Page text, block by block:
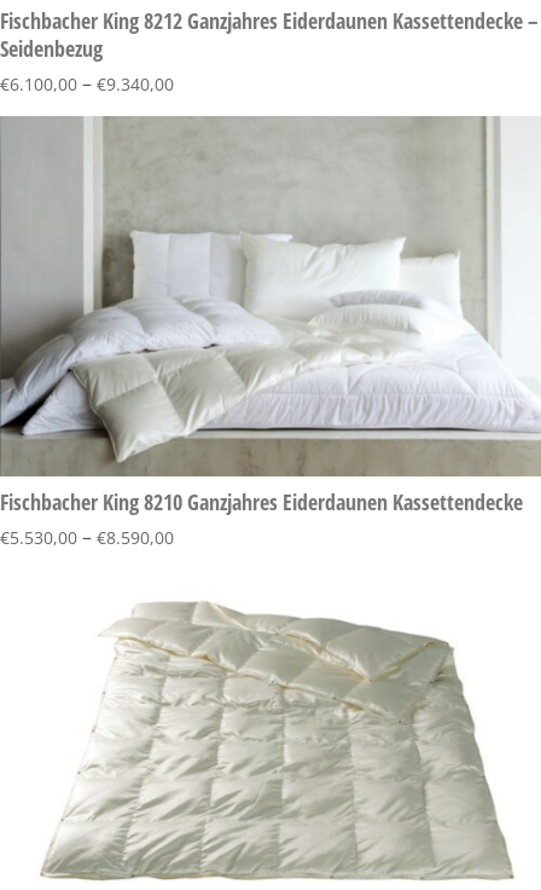
Fischbacher King 8212 Ganzjahres Eiderdaunen Kassettendecke –
Seidenbezug
€6.100,00 – €9.340,00
Fischbacher King 8210 Ganzjahres Eiderdaunen Kassettendecke
€5.530,00 – €8.590,00